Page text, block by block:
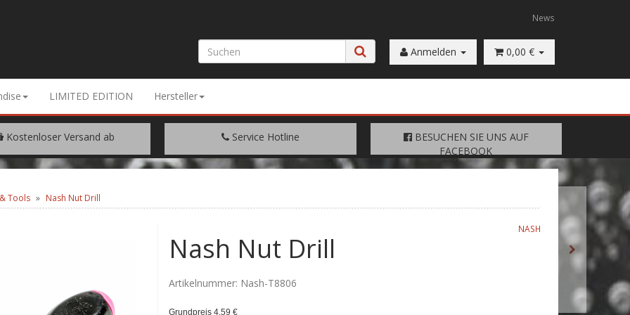
News
Anmelden 0,00 €
LIMITED EDITION Hersteller
Kostenloser Versand ab
WARENWERT VON € 200.- Service Hotline
+49 (0) 9429/948344
BESUCHEN SIE UNS AUF
FACEBOOK
BESUCHEN SIE UNS AUF
FACEBOOK
Tools Nash Nut Drill
NASH
Nash Nut Drill
Artikelnummer: Nash-T8806
Grundpreis 4,59 €